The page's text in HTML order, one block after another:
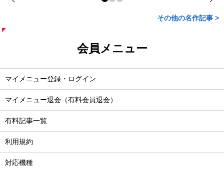
その他の名作記事 >
会員メニュー
マイメニュー登録・ログイン
マイメニュー退会（有料会員退会）
有料記事一覧
利用規約
対応機種